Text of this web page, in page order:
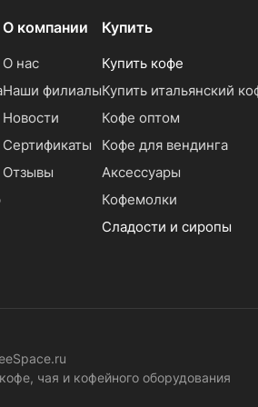
О компании
О нас
Наши филиалы
Новости
Сертификаты
Отзывы
Купить
Купить кофе
Купить итальянский
Кофе оптом
Кофе для вендинга
Аксессуары
Кофемолки
Сладости и сиропы
чая и кофейного оборудования